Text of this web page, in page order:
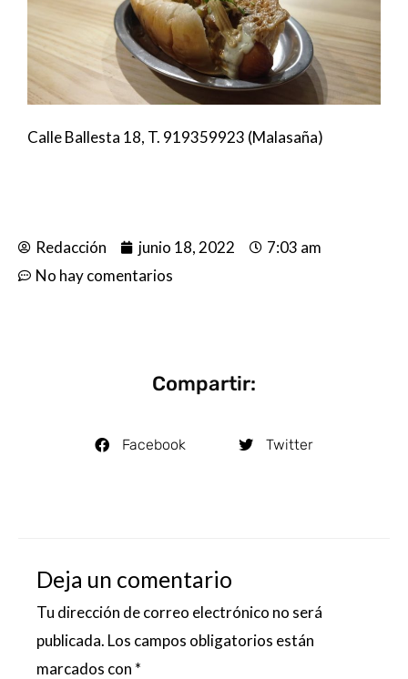
Calle Ballesta 18, T. 919359923 (Malasaña)
Redacción junio 18, 2022
7:03 am
No hay comentarios
Compartir:
Facebook Twitter
Deja un comentario
Tu dirección de correo electrónico no será
publicada. Los campos obligatorios están
marcados con *